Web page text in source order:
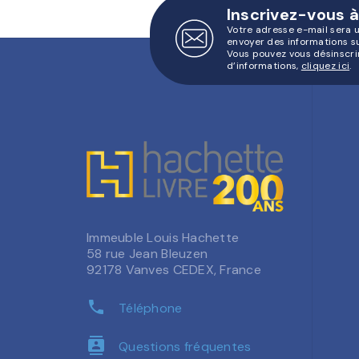
Inscrivez-vous
Votre adresse e-mail sera
envoyer des informations
Vous pouvez vous
d’informations, cliquez ici.
Immeuble Louis Hachette
58 rue Jean Bleuzen
92178 Vanves CEDEX, France
phone Téléphone
contacts Questions fréquentes